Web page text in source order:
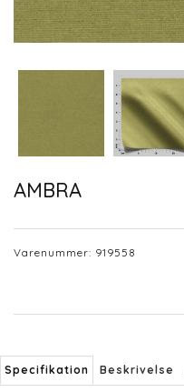
AMBRA
Varenummer: 919558
Specifikation Beskrivelse